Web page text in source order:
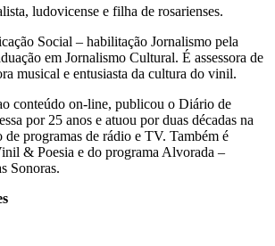
ludovicense e filha de rosarienses.
Social – habilitação Jornalismo pela
em Jornalismo Cultural. É assessora de
musical e entusiasta da cultura do vinil.
conteúdo on-line, publicou o Diário de
por 25 anos e atuou por duas décadas na
programas de rádio e TV. Também é
& Poesia e do programa Alvorada –
Sonoras.